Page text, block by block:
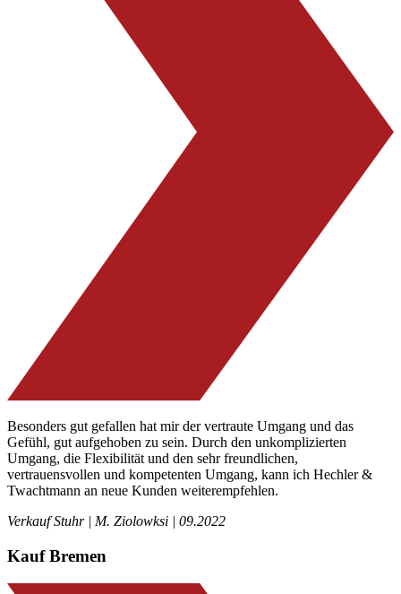
Besonders gut gefallen hat mir der vertraute Umgang und das
Gefühl, gut aufgehoben zu sein. Durch den unkomplizierten
Umgang, die Flexibilität und den sehr freundlichen,
vertrauensvollen und kompetenten Umgang, kann ich Hechler &
Twachtmann an neue Kunden weiterempfehlen.
Verkauf Stuhr | M. Ziolowksi | 09.2022
Kauf Bremen